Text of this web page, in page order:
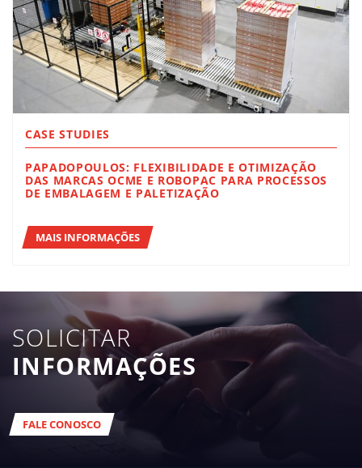
CASE STUDIES
PAPADOPOULOS: FLEXIBILIDADE E OTIMIZAÇÃO
DAS MARCAS OCME E ROBOPAC PARA PROCESSOS
DE EMBALAGEM E PALETIZAÇÃO
MAIS INFORMAÇÕES
SOLICITAR
INFORMAÇÕES
FALE CONOSCO